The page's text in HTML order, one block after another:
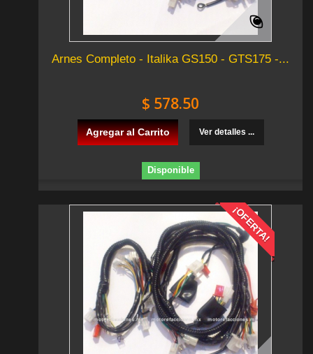
Arnes Completo - Italika GS150 - GTS175 -...
$ 578.50
Agregar al Carrito Ver detalles ...
Disponible
¡OFERTA!